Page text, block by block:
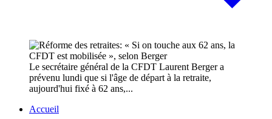
Le secrétaire général de la CFDT Laurent Berger a
prévenu lundi que si l'âge de départ à la retraite,
aujourd'hui fixé à 62 ans,...
Accueil